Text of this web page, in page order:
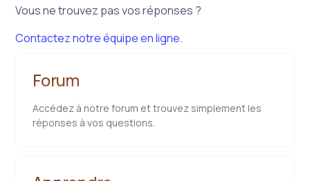
Vous ne trouvez pas vos réponses ?
Contactez notre équipe en ligne.
Forum
Accédez à notre forum et trouvez simplement les
réponses à vos questions.